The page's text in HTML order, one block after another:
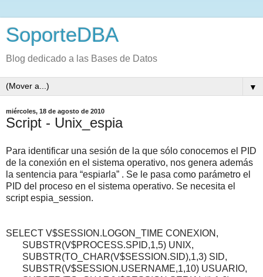
SoporteDBA
Blog dedicado a las Bases de Datos
▼
miércoles, 18 de agosto de 2010
Script - Unix_espia
Para identificar una sesión de la que sólo conocemos el PID
de la conexión en el sistema operativo, nos genera además
la sentencia para “espiarla” . Se le pasa como parámetro el
PID del proceso en el sistema operativo. Se necesita el
script espia_session.
SELECT V$SESSION.LOGON_TIME CONEXION,
SUBSTR(V$PROCESS.SPID,1,5) UNIX,
SUBSTR(TO_CHAR(V$SESSION.SID),1,3) SID,
SUBSTR(V$SESSION.USERNAME,1,10) USUARIO,